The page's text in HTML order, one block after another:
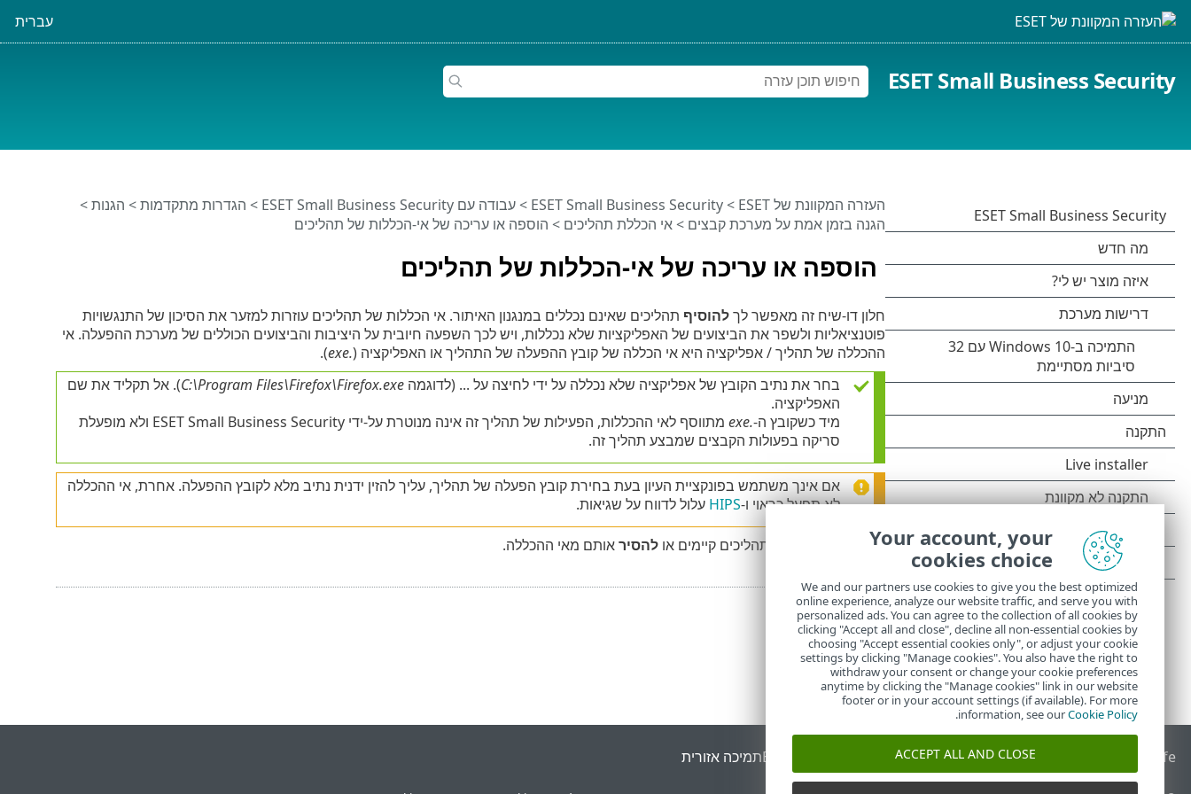
עברית
ESET Small Business Security
הוספה או עריכה של אי-הכללות של תהליכים
העזרה המקוונת של ESET >
ESET Small Business Security
>עבודה עם ESET Small Business Security > הגדרות מתקדמות> הגנות>
הגנה בזמן אמת על מערכת קבצים >אי הכללת תהליכים > הוספה או עריכה של אי-הכללות של תהליכים
חלון דו-שיח זה מאפשר לךלהוסיף תהליכים שאינם נכללים במנגנון האיתור. אי הכללות של תהליכים עוזרות למזער את הסיכון של התנגשויות
פוטנציאליות ולשפר את הביצועים של האפליקציות שלא נכללות, ויש לכך השפעה חיובית על היציבות והביצועים הכוללים של מערכת ההפעלה. אי
ההכללה של תהליך / אפליקציה היא אי הכללה של קובץ ההפעלה של התהליך או האפליקציה (.exe
).
בחר את נתיב הקובץ של אפליקציה שלא נכללה על ידי לחיצה על ... (לדוגמה C:\Program Files\Firefox\Firefox.exe). אל תקליד את שם
האפליקציה.
מיד כשקובץ ה-.exe
מתווסף לאי ההכללות, הפעילות של תהליך זה אינה מנוטרת על-ידי ESET Small Business Security ולא מופעלת
סריקה בפעולות הקבצים שמבצע תהליך זה.
אם אינך משתמש בפונקציית העיון בעת בחירת קובץ הפעלה של תהליך, עליך להזין ידנית נתיב מלא לקובץ ההפעלה. אחרת, אי ההכללה
לא תפעל כראוי ו-HIPS עלול לדווח על שגיאות.
אתה יכול גם תהליכים קיימים או להסיראותם מאי ההכללה.
End of Life מאגר הידע של ESET הפורום של ESET ESET Status Portalתמיכה אזורית
Your account, your
cookies choice
We and our partners use cookies to give you the best optimized
online experience, analyze our website traffic, and serve you with
personalized ads. You can agree to the collection of all cookies by
clicking "Accept all and close", decline all non-essential cookies by
choosing "Accept essential cookies only", or adjust your cookie
settings by clicking "Manage cookies". You also have the right to
withdraw your consent or change your cookie preferences
anytime by clicking the "Manage cookies" link in our website
footer or in your account settings (if available). For more
information, see ourCookie Policy
.
ACCEPT ALL AND CLOSE